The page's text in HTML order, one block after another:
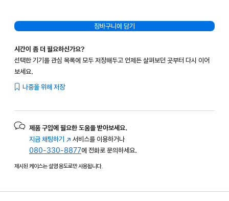
장바구니에 담기
시간이 좀 더 필요하신가요?
선택한 기기를 관심 목록에 모두 저장해두고 언제든 살펴보던 곳부터 다시 이어
보세요.
나중을 위해 저장
제품 구입에 필요한 도움을 받아보세요.
지금 채팅하기 (새
창에서
열림)
서비스를 이용하거나
080-330-8877에 전화로 문의하세요.
제시된 케이스는 설명 용도로만 사용됩니다.